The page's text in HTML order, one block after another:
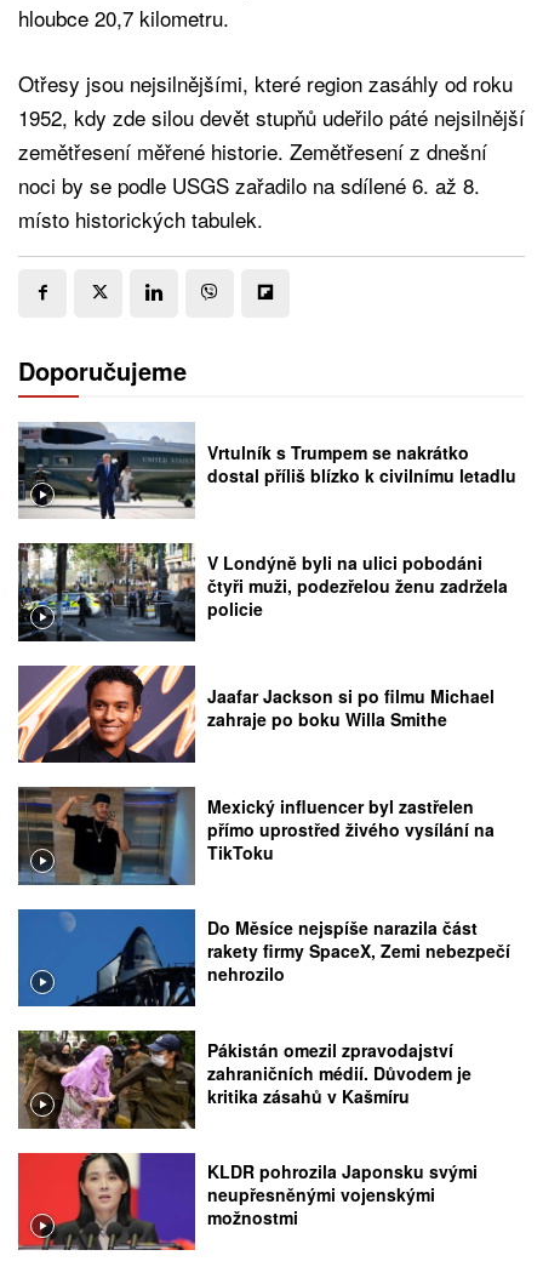
hloubce 20,7 kilometru.
Otřesy jsou nejsilnějšími, které region zasáhly od roku
1952, kdy zde silou devět stupňů udeřilo páté nejsilnější
zemětřesení měřené historie. Zemětřesení z dnešní
noci by se podle USGS zařadilo na sdílené 6. až 8.
místo historických tabulek.
Doporučujeme
Vrtulník s Trumpem se nakrátko
dostal příliš blízko k civilnímu letadlu
V Londýně byli na ulici pobodáni
čtyři muži, podezřelou ženu zadržela
policie
Jaafar Jackson si po filmu Michael
zahraje po boku Willa Smithe
Mexický influencer byl zastřelen
přímo uprostřed živého vysílání na
TikToku
Do Měsíce nejspíše narazila část
rakety firmy SpaceX, Zemi nebezpečí
nehrozilo
Pákistán omezil zpravodajství
zahraničních médií. Důvodem je
kritika zásahů v Kašmíru
KLDR pohrozila Japonsku svými
neupřesněnými vojenskými
možnostmi